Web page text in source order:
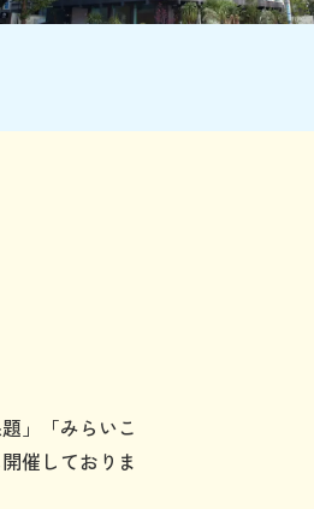
」「みらいこ
催しておりま